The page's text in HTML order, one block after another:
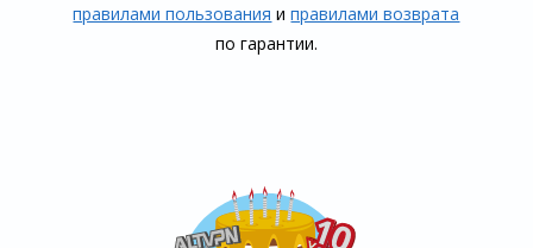
правилами пользования иправилами воз­врата
по гарантии.